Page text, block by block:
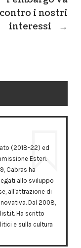
contro i nostri
interessi
→
(2018-22) ed
Esteri.
Cabras ha
allo sviluppo
all'attrazione di
Dal 2008,
Ha scritto
e sulla cultura